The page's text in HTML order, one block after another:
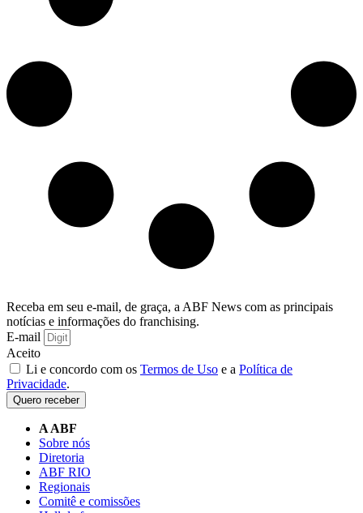
Receba em seu e-mail, de graça, a ABF News com as principais
notícias e informações do franchising.
E-mail
Aceito
Li e concordo com os Termos de Uso e a Política de
Privacidade.
Quero receber
A ABF
Sobre nós
Diretoria
ABF RIO
Regionais
Comitê e comissões